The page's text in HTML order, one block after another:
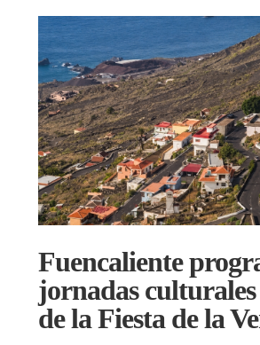
Fuencaliente
jornadas culturales
de la Fiesta de la